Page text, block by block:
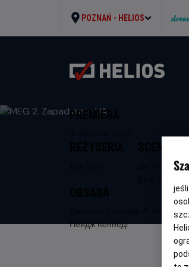
POZNAŃ - HELIOS
PREMIERA
Дін
Джейсон Стетхем, Лі Бінбін,
Пейдж Кеннеді